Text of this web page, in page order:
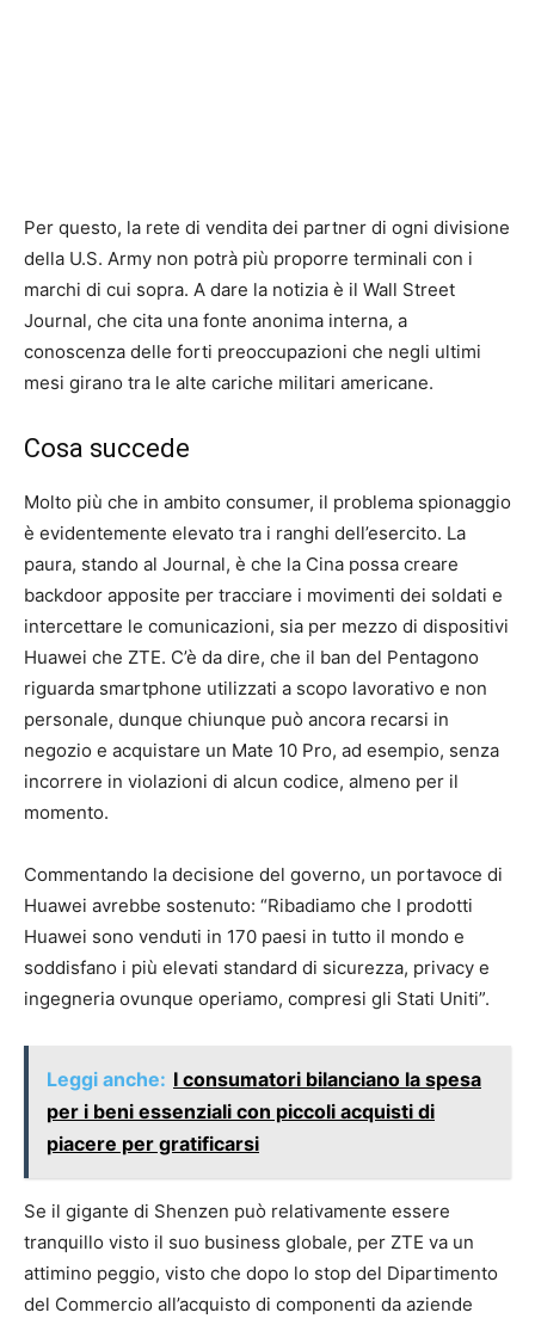
Per questo, la rete di vendita dei partner di ogni divisione
della U.S. Army non potrà più proporre terminali con i
marchi di cui sopra. A dare la notizia è il Wall Street
Journal, che cita una fonte anonima interna, a
conoscenza delle forti preoccupazioni che negli ultimi
mesi girano tra le alte cariche militari americane.
Cosa succede
Molto più che in ambito consumer, il problema spionaggio
è evidentemente elevato tra i ranghi dell’esercito. La
paura, stando al Journal, è che la Cina possa creare
backdoor apposite per tracciare i movimenti dei soldati e
intercettare le comunicazioni, sia per mezzo di dispositivi
Huawei che ZTE. C’è da dire, che il ban del Pentagono
riguarda smartphone utilizzati a scopo lavorativo e non
personale, dunque chiunque può ancora recarsi in
negozio e acquistare un Mate 10 Pro, ad esempio, senza
incorrere in violazioni di alcun codice, almeno per il
momento.
Commentando la decisione del governo, un portavoce di
Huawei avrebbe sostenuto: “Ribadiamo che I prodotti
Huawei sono venduti in 170 paesi in tutto il mondo e
soddisfano i più elevati standard di sicurezza, privacy e
ingegneria ovunque operiamo, compresi gli Stati Uniti”.
Leggi anche: I consumatori bilanciano la spesa
per i beni essenziali con piccoli acquisti di
piacere per gratificarsi
Se il gigante di Shenzen può relativamente essere
tranquillo visto il suo business globale, per ZTE va un
attimino peggio, visto che dopo lo stop del Dipartimento
del Commercio all’acquisto di componenti da aziende